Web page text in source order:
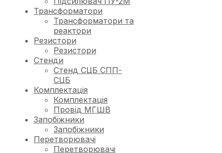
Трансформатори
Трансформатори та
реактори
Резистори
Резистори
Стенди
Стенд СЦБ СПП-
СЦБ
Комплектація
Комплектація
Провід МГШВ
Запобіжники
Запобіжники
Перетворювачі
Перетворювачі